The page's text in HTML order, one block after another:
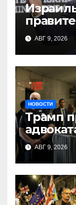
мира»
АВГ 9, 2026
НОВОСТИ
Трамп
АВГ 9, 2026